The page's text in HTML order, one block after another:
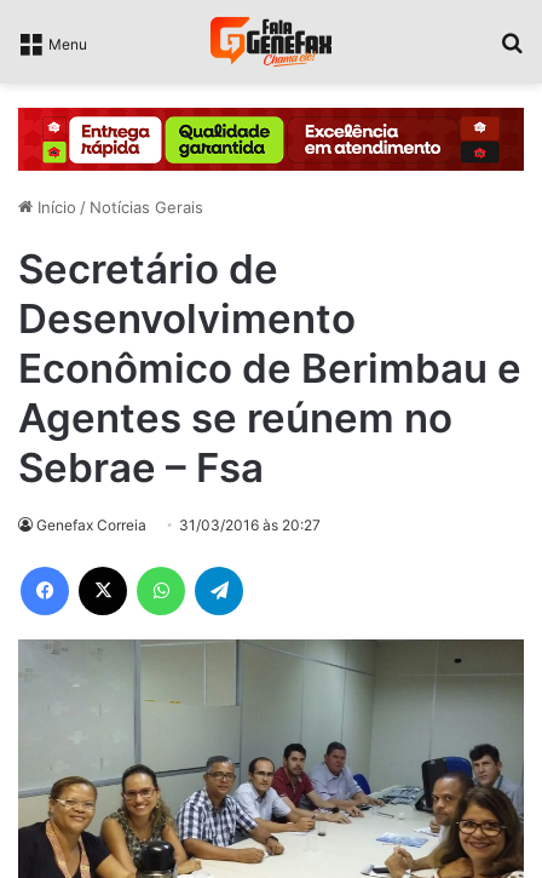
Menu
Início / Notícias Gerais
Secretário de
Desenvolvimento
Econômico de Berimbau e
Agentes se reúnem no
Sebrae – Fsa
Genefax Correia 31/03/2016 às 20:27
Facebook WhatsApp